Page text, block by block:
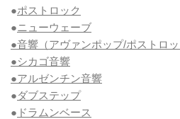
●ポストロック
●ニューウェーブ
●音響（アヴァンポップ/ポストロ
●シカゴ音響
●アルゼンチン音響
●ダブステップ
● ドラムンベース